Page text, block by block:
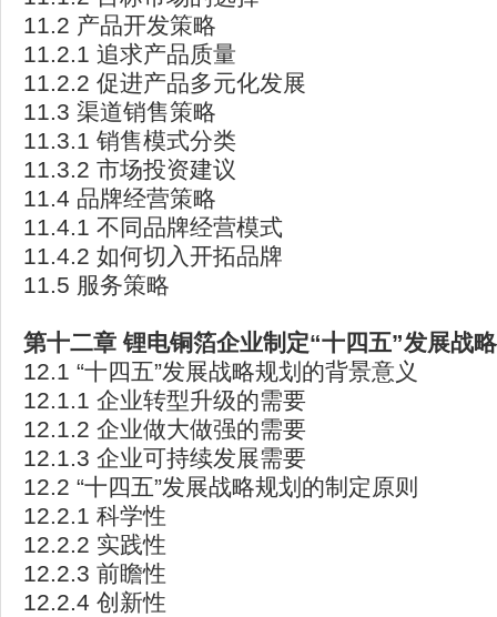
11.2 产品开发策略
11.2.1 追求产品质量
11.2.2 促进产品多元化发展
11.3 渠道销售策略
11.3.1 销售模式分类
11.3.2 市场投资建议
11.4 品牌经营策略
11.4.1 不同品牌经营模式
11.4.2 如何切入开拓品牌
11.5 服务策略
第十二章 锂电铜箔企业制定“十四五”发展战
12.1 “十四五”发展战略规划的背景意义
12.1.1 企业转型升级的需要
12.1.2 企业做大做强的需要
12.1.3 企业可持续发展需要
12.2 “十四五”发展战略规划的制定原则
12.2.1 科学性
12.2.2 实践性
12.2.3 前瞻性
12.2.4 创新性